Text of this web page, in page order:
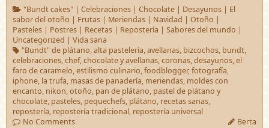
"Bundt cakes"| Celebraciones| Chocolate| Desayunos| El
sabor del otoño | Frutas | Meriendas | Navidad | Otoño |
Pasteles | Postres | Recetas | Repostería | Sabores del mundo |
Uncategorized | Vida sana
"Bundt" de plátano,alta pastelería,avellanas, bizcochos, bundt,
celebraciones,chef,chocolate y avellanas,coronas,desayunos,el
faro de caramelo,estilismo culinario,foodblogger,fotografía,
iphone, la trufa, masas de panadería, meriendas, moldes con
encanto, nikon,otoño, pan de plátano, pastel de plátano y
chocolate, pasteles, pequechefs, plátano, recetas sanas,
repostería, repostería tradicional, repostería universal
No Comments
Berta